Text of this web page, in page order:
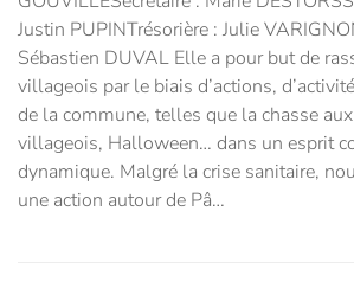
Justin PUPINTrésorière : Julie
Sébastien DUVAL Elle a pour but de
villageois par le biais d’actions,
de la commune, telles que la chasse
villageois, Halloween… dans un esprit
dynamique. Malgré la crise sanitaire,
une action autour de Pâ…